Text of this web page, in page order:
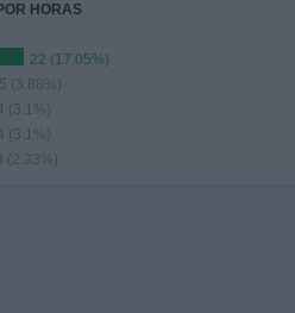
HORAS
22 (17.05%)
5 (3.88%)
4 (3.1%)
4 (3.1%)
3 (2.33%)